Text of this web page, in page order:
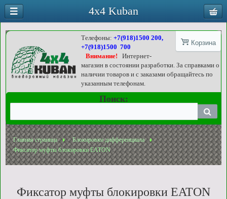
Корзина
Телефоны:+7(918)1500 200,
+7(918)1500 700
Внимание!
Интернет-
магазин в состоянии разработки. За справками о
наличии товаров и с заказами обращайтесь по
указанным телефонам.
Поиск:
Главная страница
Блокировки дифференциала
Фиксатор муфты блокировки EATON
Фиксатор муфты блокировки EATON
4x4 Kuban